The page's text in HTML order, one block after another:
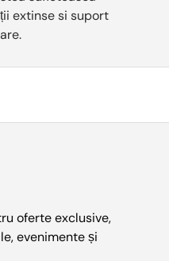
extinse si suport
oferte exclusive,
evenimente și